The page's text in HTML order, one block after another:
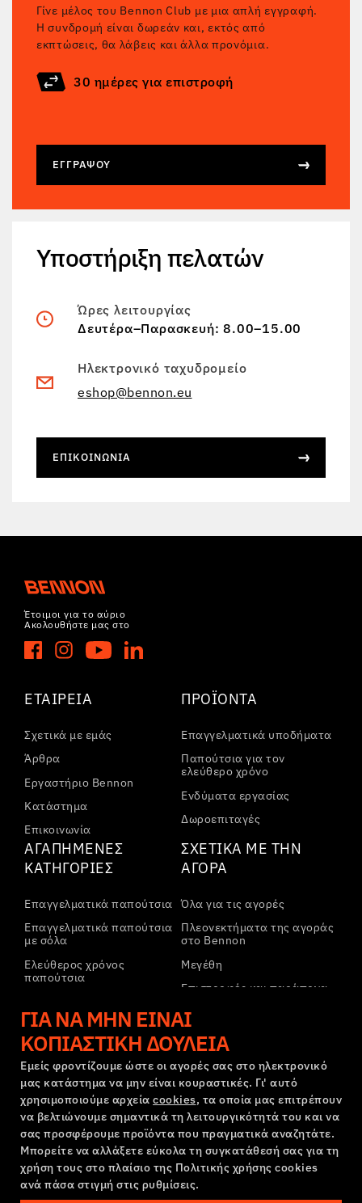
Γίνε μέλος του Bennon Club με μια απλή εγγραφή.
Η συνδρομή είναι δωρεάν και, εκτός από
εκπτώσεις, θα λάβεις και άλλα προνόμια.
30 ημέρες για επιστροφή
ΕΓΓΡΆΨΟΥ
Υποστήριξη πελατών
Ώρες λειτουργίας
Δευτέρα–Παρασκευή: 8.00–15.00
Ηλεκτρονικό ταχυδρομείο
eshop@bennon.eu
ΕΠΙΚΟΙΝΩΝΊΑ
Έτοιμοι για το αύριο
Ακολουθήστε μας στο
ΕΤΑΙΡΕΊΑ
Σχετικά με εμάς
Άρθρα
Εργαστήριο Bennon
Κατάστημα
Επικοινωνία
ΠΡΟΪΌΝΤΑ
Επαγγελματικά υποδήματα
Παπούτσια για τον
ελεύθερο χρόνο
Ενδύματα εργασίας
Δωροεπιταγές
ΑΓΑΠΗΜΈΝΕΣ
ΚΑΤΗΓΟΡΊΕΣ
Επαγγελματικά παπούτσια
Επαγγελματικά παπούτσια
με σόλα
Ελεύθερος χρόνος
παπούτσια
παπούτσια αστραγάλου
Παντελόνια
Φούτερ
ΣΧΕΤΙΚΆ ΜΕ ΤΗΝ
ΑΓΟΡΆ
Όλα για τις αγορές
Πλεονεκτήματα της αγοράς
στο Bennon
Μεγέθη
Επιστροφές και παράπονα
Μεταφορά και πληρωμή
Εταιρικός λογαριασμός
Εγγραφή στο B2B
Παράπονα και εγγύηση
Όροι και προϋποθέσεις
Πολιτική Παραπόνων
Ρυθμίσεις cookies
GDPR
Ελλάδα | Ελληνική γλώσσα
ΓΙΑ ΝΑ ΜΗΝ ΕΊΝΑΙ
ΚΟΠΙΑΣΤΙΚΉ ΔΟΥΛΕΙΆ
Εμείς φροντίζουμε ώστε οι αγορές σας στο ηλεκτρονικό
μας κατάστημα να μην είναι κουραστικές. Γι' αυτό
χρησιμοποιούμε αρχεία cookies, τα οποία μας επιτρέπουν
να βελτιώνουμε σημαντικά τη λειτουργικότητά του και να
σας προσφέρουμε προϊόντα που πραγματικά αναζητάτε.
Μπορείτε να αλλάξετε εύκολα τη συγκατάθεσή σας για τη
χρήση τους στο πλαίσιο της Πολιτικής χρήσης cookies
ανά πάσα στιγμή στις ρυθμίσεις.